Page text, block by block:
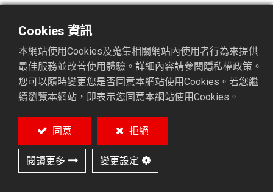
到電腦、平板、遊戲機等數位設備，再到電視、空調、
冰箱等家電產品，乃至於自動駕駛與電動車等先進汽車
產業，Musashi 的點膠系統早已遍佈世界各地的生產
線。近年來，這項技術更拓展應用至醫療、製藥、生物
科技與食品產業，成為現代製造不可或缺的關鍵技術之
⭕ 掌握皮升/奈升(Pico/Nano level)等級的液體控制技
術
Musashi 的強項之一，是能夠在極微小區域內，精準控
Cookies 資訊
本網站使用Cookies及蒐集相關網站內使用者行為來提供
最佳服務並改善使用體驗。詳細內容請參閱隱私權政策。
您可以隨時變更您是否同意本網站使用Cookies。若您繼
續瀏覽本網站，即表示您同意本網站使用Cookies。
同意 拒絕
閱讀更多 變更設定